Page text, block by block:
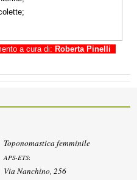
a cura di: Roberta Pinelli
Toponomastica femminile
APS-ETS:
Via Nanchino, 256